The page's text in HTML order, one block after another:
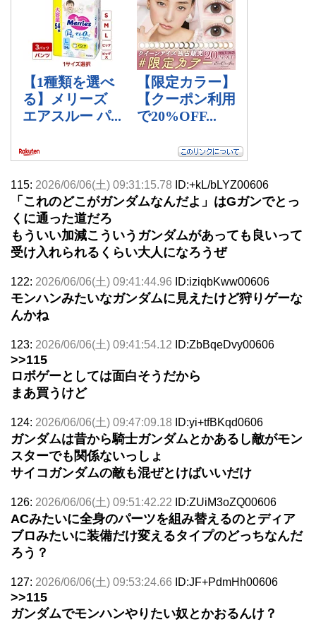
115: 2026/06/06(土) 09:31:15.78 ID:+kL/bLYZ00606
「これのどこがガンダムなんだよ」はGガンでとっ
くに通った道だろ
もういい加減こういうガンダムがあっても良いって
受け入れられるくらい大人になろうぜ
122: 2026/06/06(土) 09:41:44.96 ID:iziqbKww00606
モンハンみたいなガンダムに見えたけど狩りゲーな
んかね
123: 2026/06/06(土) 09:41:54.12 ID:ZbBqeDvy00606
>>115
ロボゲーとしては面白そうだから
まあ買うけど
124: 2026/06/06(土) 09:47:09.18 ID:yi+tfBKqd0606
ガンダムは昔から騎士ガンダムとかあるし敵がモン
スターでも関係ないっしょ
サイコガンダムの敵も混ぜとけばいいだけ
126: 2026/06/06(土) 09:51:42.22 ID:ZUiM3oZQ00606
ACみたいに全身のパーツを組み替えるのとディア
ブロみたいに装備だけ変えるタイプのどっちなんだ
ろう？
127: 2026/06/06(土) 09:53:24.66 ID:JF+PdmHh00606
>>115
ガンダムでモンハンやりたい奴とかおるんけ？